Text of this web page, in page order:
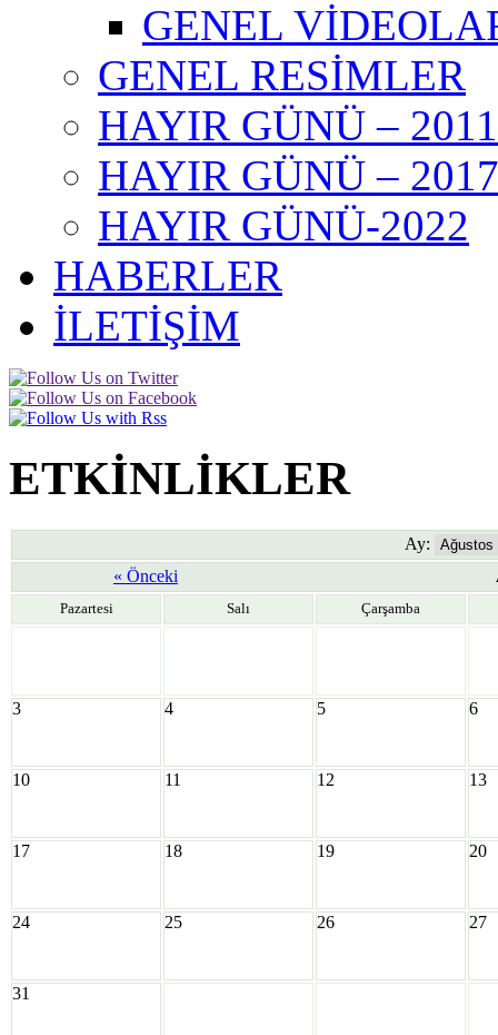
GENEL
GENEL RESİMLER
HAYIR GÜNÜ – 2011
HAYIR GÜNÜ – 2017
HAYIR GÜNÜ-2022
HABERLER
İLETİŞİM
ETKİNLİKLER
Ay:
« Önceki
Pazartesi Salı Çarşamba
3 4 5 6
10 11 12 13
17 18 19 20
24 25 26 27
31